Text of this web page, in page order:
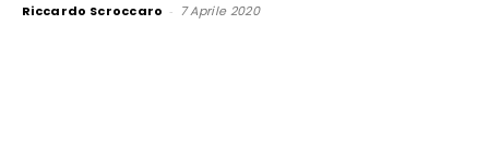
Riccardo Scroccaro - 7 Aprile 2020